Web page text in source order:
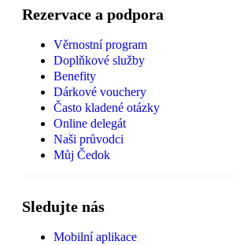
Rezervace a podpora
Věrnostní program
Doplňkové služby
Benefity
Dárkové vouchery
Často kladené otázky
Online delegát
Naši průvodci
Můj Čedok
Sledujte nás
Mobilní aplikace